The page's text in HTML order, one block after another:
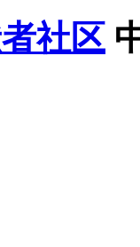
社区